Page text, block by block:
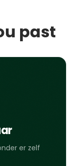
past
er zelf